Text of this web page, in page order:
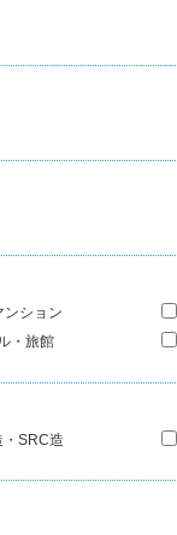
ンション
・旅館
・SRC造